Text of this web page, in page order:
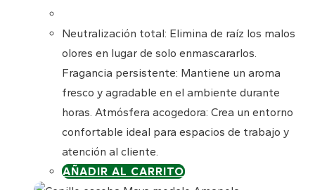
era:
4,59 €.
es:
3,95 €.
Neutralización total: Elimina de raíz los malos
olores en lugar de solo enmascararlos.
Fragancia persistente: Mantiene un aroma
fresco y agradable en el ambiente durante
horas. Atmósfera acogedora: Crea un entorno
confortable ideal para espacios de trabajo y
atención al cliente.
AÑADIR AL CARRITO